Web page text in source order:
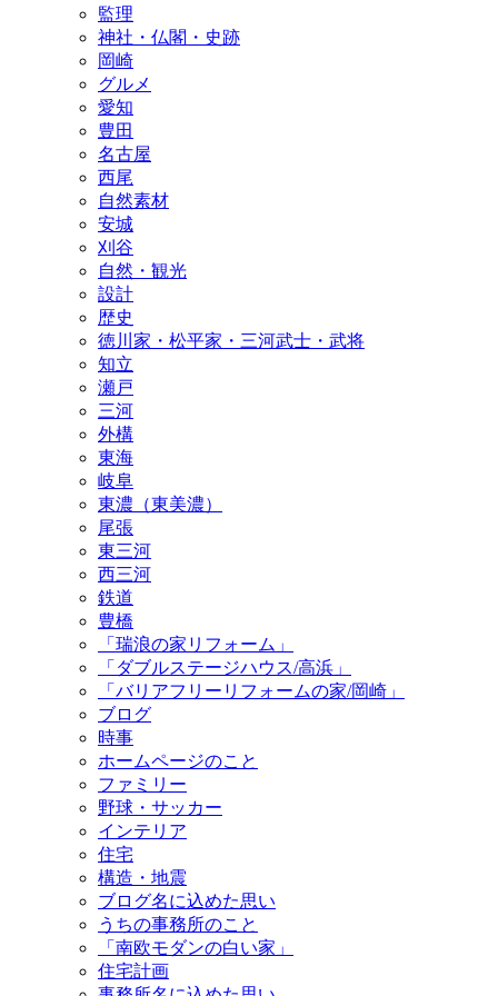
監理
神社・仏閣・史跡
岡崎
グルメ
愛知
豊田
名古屋
西尾
自然素材
安城
刈谷
自然・観光
設計
歴史
徳川家・松平家・三河武士・武将
知立
瀬戸
三河
外構
東海
岐阜
東濃（東美濃）
尾張
東三河
西三河
鉄道
豊橋
「瑞浪の家リフォーム」
「ダブルステージハウス/高浜」
「バリアフリーリフォームの家/岡崎」
ブログ
時事
ホームページのこと
ファミリー
野球・サッカー
インテリア
住宅
構造・地震
ブログ名に込めた思い
うちの事務所のこと
「南欧モダンの白い家」
住宅計画